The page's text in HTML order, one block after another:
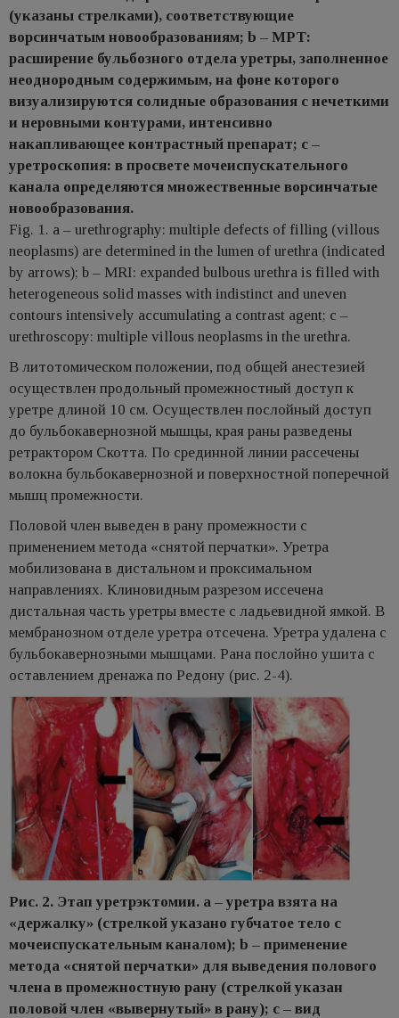
(указаны стрелками), соответствующие
ворсинчатым новообразованиям; b – МРТ:
расширение бульбозного отдела уретры, заполненное
неоднородным содержимым, на фоне которого
визуализируются солидные образования с нечеткими
и неровными контурами, интенсивно
накапливающее контрастный препарат; c –
уретроскопия: в просвете мочеиспускательного
канала определяются множественные ворсинчатые
новообразования.
Fig. 1. а – urethrography: multiple defects of filling (villous
neoplasms) are determined in the lumen of urethra (indicated
by arrows); b – MRI: expanded bulbous urethra is filled with
heterogeneous solid masses with indistinct and uneven
contours intensively accumulating a contrast agent; c –
urethroscopy: multiple villous neoplasms in the urethra.
В литотомическом положении, под общей анестезией
осуществлен продольный промежностный доступ к
уретре длиной 10 см. Осуществлен послойный доступ
до бульбокавернозной мышцы, края раны разведены
ретрактором Скотта. По срединной линии рассечены
волокна бульбокавернозной и поверхностной поперечной
мышц промежности.
Половой член выведен в рану промежности с
применением метода «снятой перчатки». Уретра
мобилизована в дистальном и проксимальном
направлениях. Клиновидным разрезом иссечена
дистальная часть уретры вместе с ладьевидной ямкой. В
мембранозном отделе уретра отсечена. Уретра удалена с
бульбокавернозными мышцами. Рана послойно ушита с
оставлением дренажа по Редону (рис. 2-4).
Рис. 2. Этап уретрэктомии. а – уретра взята на
«держалку» (стрелкой указано губчатое тело с
мочеиспускательным каналом); b – применение
метода «снятой перчатки» для выведения полового
члена в промежностную рану (стрелкой указан
половой член «вывернутый» в рану); c – вид